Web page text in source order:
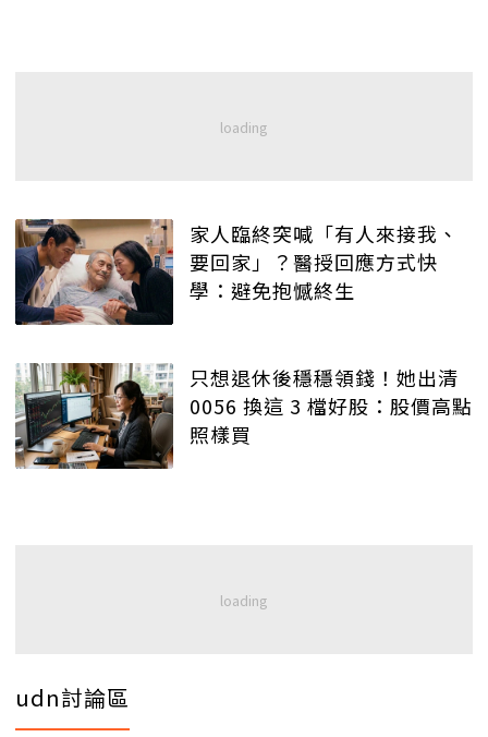
家人臨終突喊「有人來接我、
要回家」？醫授回應方式快
學：避免抱憾終生
只想退休後穩穩領錢！她出清
0056 換這 3 檔好股：股價高點
照樣買
udn討論區